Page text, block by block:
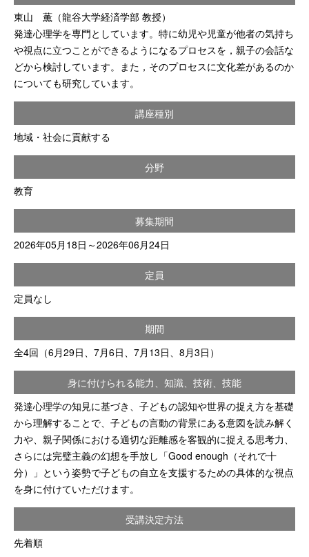
東山 薫（龍谷大学経済学部 教授）
発達心理学を専門としています。特に幼児や児童が他者の気持ち
や視点に立つことができるようになるプロセスを，親子の会話な
どから検討しています。また，そのプロセスに文化差があるのか
についても研究しています。
講座種別
地域・社会に貢献する
分野
教育
募集期間
2026年05月18日～2026年06月24日
定員
定員なし
期間
全4回（6月29日、7月6日、7月13日、8月3日）
身に付けられる能力、知識、技術、技能
発達心理学の知見に基づき、子どもの認知や世界の捉え方を基礎
から理解することで、子どもの言動の背景にある意図を読み解く
力や、親子関係における適切な距離感を客観的に捉える思考力、
さらには完璧主義の幻想を手放し「Good enough（それで十
分）」という姿勢で子どもの自立を支援するための具体的な視点
を身に付けていただけます。
受講決定方法
先着順